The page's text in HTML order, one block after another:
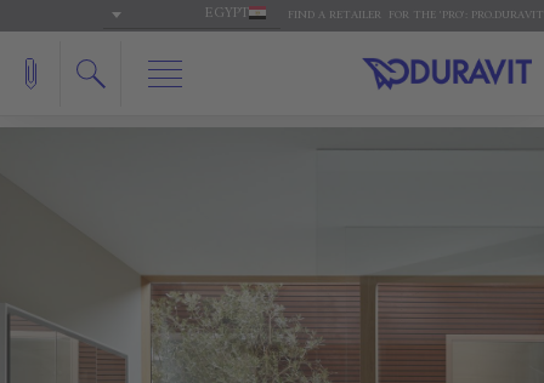
FOR THE 'PRO': PRO.DURAVIT
FIND A RETAILER
EGYPT